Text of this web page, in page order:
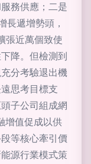
務供應；二是
長遞增勢頭，
張近萬個致使
降。但檢測到
分考驗退出機
思考目標支
子公司組成網
增值促成以供
等核心牽引價
源行業模式策